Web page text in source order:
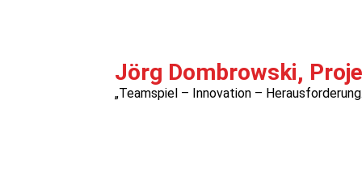
Jörg Dombrowski,
„Teamspiel – Innovation –